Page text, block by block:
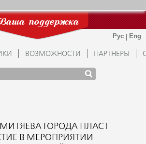
поддержка
ВОЗМОЖНОСТИ ПАРТНЁРЫ
ГОРОДА ПЛАСТ
В МЕРОПРИЯТИИ